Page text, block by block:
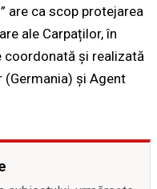
are ca scop protejarea
ale Carpaților, în
coordonată și realizată
(Germania) și Agent